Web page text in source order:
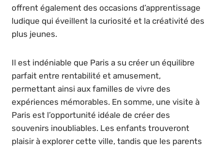
offrent également des occasions d’apprentissage
ludique qui éveillent la curiosité et la créativité des
plus jeunes.
Il est indéniable que Paris a su créer un équilibre
parfait entre rentabilité et amusement,
permettant ainsi aux familles de vivre des
expériences mémorables. En somme, une visite à
Paris est l’opportunité idéale de créer des
souvenirs inoubliables. Les enfants trouveront
plaisir à explorer cette ville, tandis que les parents